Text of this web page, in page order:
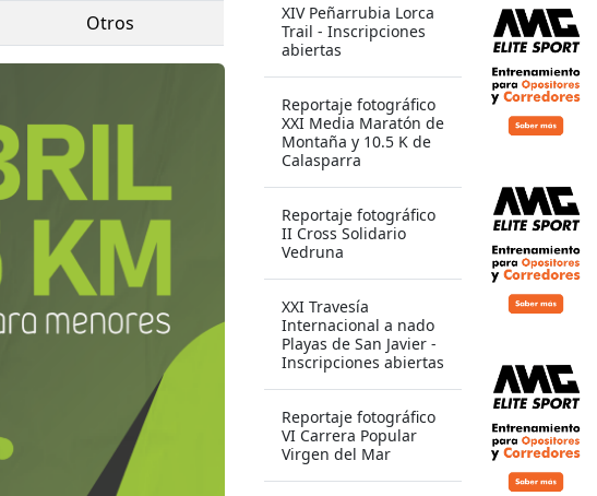
Otros
XIV Peñarrubia Lorca
Trail - Inscripciones
abiertas
Reportaje fotográfico
XXI Media Maratón de
Montaña y 10.5 K de
Calasparra
Reportaje fotográfico
II Cross Solidario
Vedruna
XXI Travesía
Internacional a nado
Playas de San Javier -
Inscripciones abiertas
Reportaje fotográfico
VI Carrera Popular
Virgen del Mar